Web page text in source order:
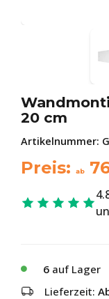
20 cm
Artikelnummer:
Preis: ab
6 auf Lager
Lieferzeit: